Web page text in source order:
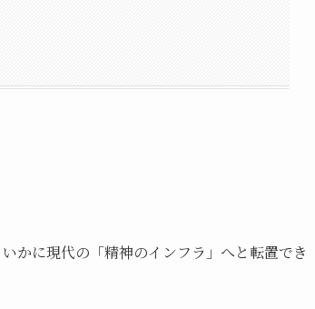
かに現代の「精神のインフラ」へと転置でき